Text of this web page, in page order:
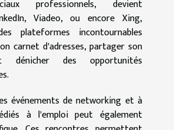
professionnels, devient
Viadeo, ou encore Xing,
plateformes incontournables
carnet d'adresses, partager son
dénicher des opportunités
événements de networking et à
à l'emploi peut également